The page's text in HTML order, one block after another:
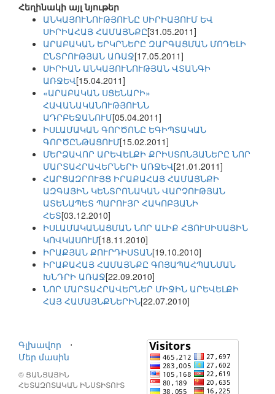
Հեղինակի այլ նյութեր
ԱՆԿԱՅՈՒՆՈՒԹՅՈՒՆԸ ՍԻՐԻԱՅՈՒՄ ԵՎ
ՍԻՐԻԱՀԱՅ ՀԱՄԱՅՆՔԸ[31.05.2011]
ԱՐԱԲԱԿԱՆ ԵՐԿՐՆԵՐԸ ԶԱՐԳԱՑՄԱՆ ՄՈԴԵԼԻ
ԸՆՏՐՈՒԹՅԱՆ ԱՌԱՋ[17.05.2011]
ՍԻՐԻԱՆ ԱՆԿԱՅՈՒՆՈՒԹՅԱՆ ՎՏԱՆԳԻ
ԱՌՋԵՎ[15.04.2011]
«ԱՐԱԲԱԿԱՆ ՍՑԵՆԱՐԻ»
ՀԱՎԱՆԱԿԱՆՈՒԹՅՈՒՆՆ
ԱԴՐԲԵՋԱՆՈՒՄ[05.04.2011]
ԻՍԼԱՄԱԿԱՆ ԳՈՐԾՈՆԸ ԵԳԻՊՏԱԿԱՆ
ԳՈՐԾԸՆԹԱՑՈՒՄ[15.02.2011]
ՄԵՐՁԱՎՈՐ ԱՐԵՎԵԼՔԻ ՔՐԻՍՏՈՆՅԱՆԵՐԸ ՆՈՐ
ՄԱՐՏԱՀՐԱՎԵՐՆԵՐԻ ԱՌՋԵՎ[21.01.2011]
ՀԱՐՑԱԶՐՈՒՅՑ ԻՐԱՔԱՀԱՅ ՀԱՄԱՅՆՔԻ
ԱԶԳԱՅԻՆ ԿԵՆՏՐՈՆԱԿԱՆ ՎԱՐՉՈՒԹՅԱՆ
ԱՏԵՆԱՊԵՏ ՊԱՐՈՒՅՐ ՀԱԿՈԲՅԱՆԻ
ՀԵՏ[03.12.2010]
ԻՍԼԱՄԱԿԱՆԱՑՄԱՆ ՆՈՐ ԱԼԻՔ ՀՅՈՒՍԻՍԱՅԻՆ
ԿՈՎԿԱՍՈՒՄ[18.11.2010]
ԻՐԱՔՅԱՆ ՔՈՒՐԴԻՍՏԱՆ[19.10.2010]
ԻՐԱՔԱՀԱՅ ՀԱՄԱՅՆՔԸ ԳՈՅԱՊԱՀՊԱՆՄԱՆ
ԽՆԴՐԻ ԱՌԱՋ[22.09.2010]
ՆՈՐ ՄԱՐՏԱՀՐԱՎԵՐՆԵՐ ՄԻՋԻՆ ԱՐԵՎԵԼՔԻ
ՀԱՅ ՀԱՄԱՅՆՔՆԵՐԻՆ[22.07.2010]
Գլխավոր
⋅
Մեր մասին
© ՑԱՆՑԱՅԻՆ
ՀԵՏԱԶՈՏԱԿԱՆ ԻՆՍՏԻՏՈՒՏ